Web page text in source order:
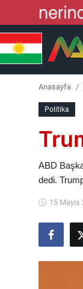
Anasayfa
Politika
ABD
dedi.
15